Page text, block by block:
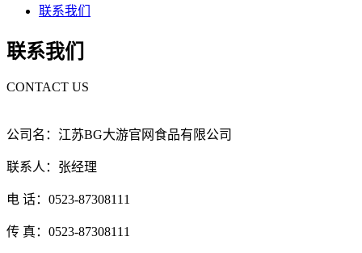
联系我们
联系我们
CONTACT US
公司名：江苏BG大游官网食品有限公司
联系人：张经理
电 话：0523-87308111
传 真：0523-87308111